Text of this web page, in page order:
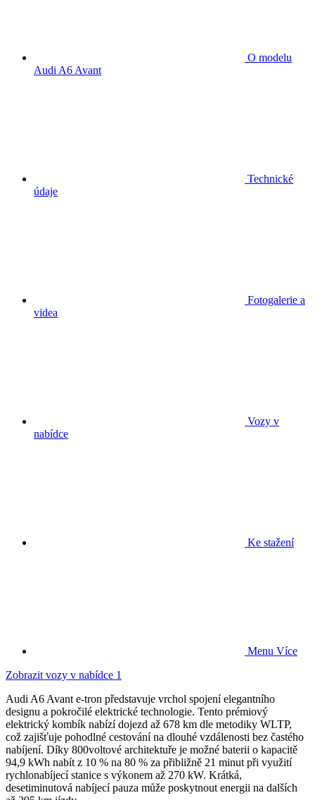
O modelu
Audi A6 Avant
Technické
údaje
Fotogalerie a
videa
Vozy v
nabídce
Ke stažení
Menu Více
Zobrazit vozy v nabídce 1
Audi A6 Avant e-tron představuje vrchol spojení elegantního
designu a pokročilé elektrické technologie. Tento prémiový
elektrický kombík nabízí dojezd až 678 km dle metodiky WLTP,
což zajišťuje pohodlné cestování na dlouhé vzdálenosti bez častého
nabíjení. Díky 800voltové architektuře je možné baterii o kapacitě
94,9 kWh nabít z 10 % na 80 % za přibližně 21 minut při využití
rychlonabíjecí stanice s výkonem až 270 kW. Krátká,
desetiminutová nabíjecí pauza může poskytnout energii na dalších